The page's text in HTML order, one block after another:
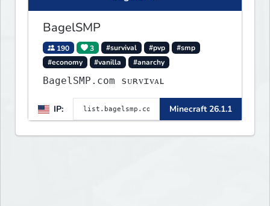
BagelSMP
190 3 #survival #pvp
#smp
#economy
#vanilla #anarchy
BagelSMP.com ѕᴜʀᴠɪᴠᴀʟ
IP: Minecraft 26.1.1